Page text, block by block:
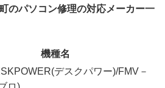
のパソコン修理の対応メーカー一
機種名
デスクパワー)/FMV－